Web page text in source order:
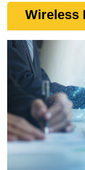
Wireless